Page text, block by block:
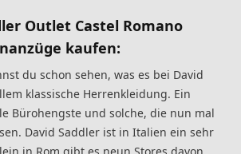
Outlet Castel Romano
kaufen:
du schon sehen, was es bei David
klassische Herrenkleidung. Ein
Bürohengste und solche, die nun mal
David Saddler ist in Italien ein sehr